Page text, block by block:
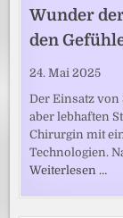
Wunder
den
24. Mai 2025
Der Einsatz
aber lebhaften
Chirurgin mit
Technologien.
Weiterlesen …